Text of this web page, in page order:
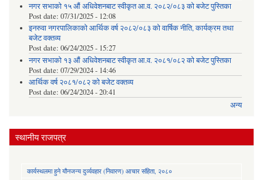
नगर सभाको १५ औं अधिवेशनबाट स्वीकृत आ.व. २०८२/०८३ को बजेट पुस्तिका
Post date: 07/31/2025 - 12:08
इनरुवा नगरपालिकाको आर्थिक वर्ष २०८२/०८३ को वार्षिक नीति, कार्यक्रम तथा
बजेट वक्तव्य
Post date: 06/24/2025 - 15:27
नगर सभाको १३ औं अधिवेशनबाट स्वीकृत आ.व. २०८१/०८२ को बजेट पुस्तिका
Post date: 07/29/2024 - 14:46
आर्थिक वर्ष २०८१/०८२ को बजेट वक्तव्य
Post date: 06/24/2024 - 20:41
अन्य
स्थानीय राजपत्र
कार्यस्थलमा हुने यौनजन्य दुर्व्यवहार (निवारण) आचार संहिता, २०८०